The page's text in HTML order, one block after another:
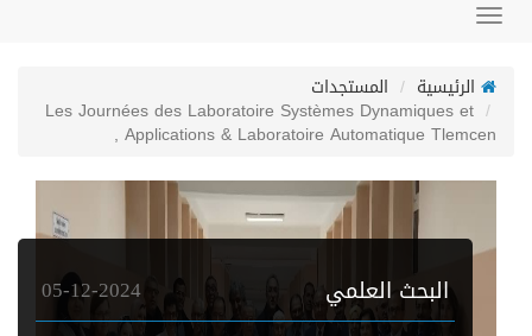
Toggle
الرئيسية
المستجدات
Les Journées des Laboratoire Systèmes Dynamiques et
Applications & Laboratoire Automatique Tlemcen ,
البحث العلمي 05-12-2024